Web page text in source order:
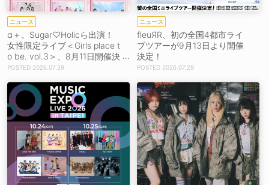
ニュース
α＋、Sugar♡Holicら出演！
女性限定ライブ＜Girls place t
o be. vol.3＞、8月11日開催決
定！
2026.07.29
ニュース
fleuЯR、初の全国4都市ライ
ブツアーが9月13日より開催
決定！
2026.07.29